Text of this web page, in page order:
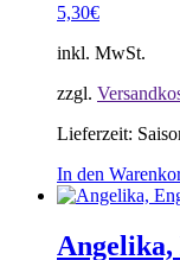
5,30€
inkl. MwSt.
zzgl.
Lieferzeit:
In den
Angelika,